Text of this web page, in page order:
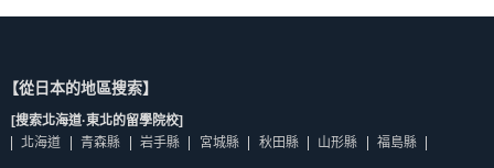
【從日本的地區搜索】
[搜索北海道·東北的留學院校]
北海道
青森縣 岩手縣 宮城縣 秋田縣 山形縣 福島縣